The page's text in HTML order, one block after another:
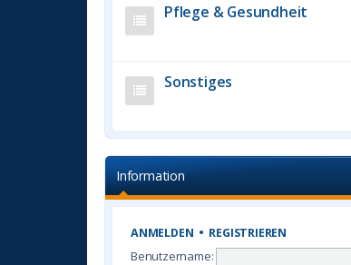
Pflege & Gesundheit
Sonstiges
Information
ANMELDEN • REGISTRIEREN
Benutzername: